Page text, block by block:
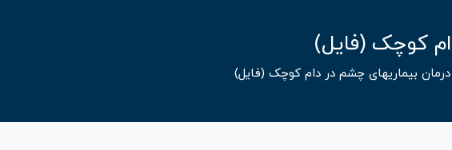
کوچک (فایل)
بیماریهای چشم در دام کوچک (فایل)